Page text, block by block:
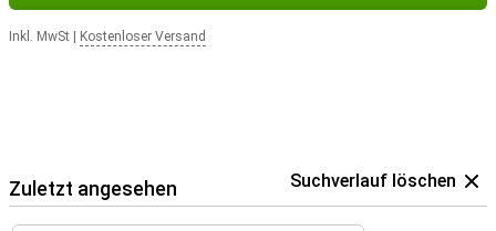
Inkl. MwSt Kostenloser Versand
Zuletzt angesehen Suchverlauf löschen